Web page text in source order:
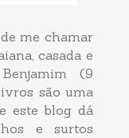
me chamar
casada e
(9
são uma
este blog dá
e surtos